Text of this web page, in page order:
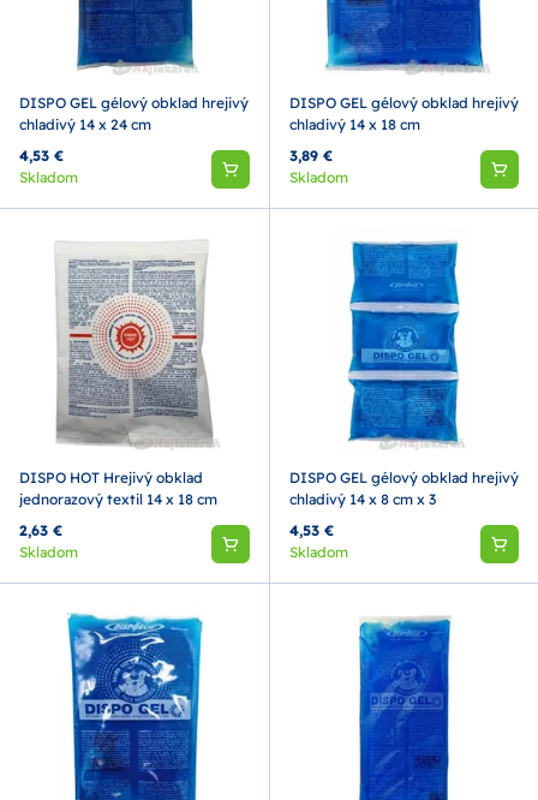
DISPO GEL gélový obklad hrejivý
chladivý 14 x 24 cm
4,53 €
Skladom
DISPO GEL gélový obklad hrejivý
chladivý 14 x 18 cm
3,89 €
Skladom
DISPO HOT Hrejivý obklad
jednorazový textil 14 x 18 cm
2,63 €
Skladom
DISPO GEL gélový obklad hrejivý
chladivý 14 x 8 cm x 3
4,53 €
Skladom